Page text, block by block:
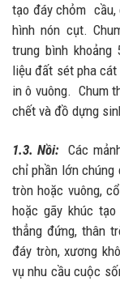
tạo đáy chỏm cầu,
hình nón cụt.
trung bình khoảng
liệu đất sét pha cát
in ô vuông. Chum
chết và đồ dựng
1.3. Nồi: Các
chỉ phần lớn chúng
tròn hoặc vuông,
hoặc gãy khúc
thẳng đứng, thân
đáy tròn, xương
vụ nhu cầu cuộc